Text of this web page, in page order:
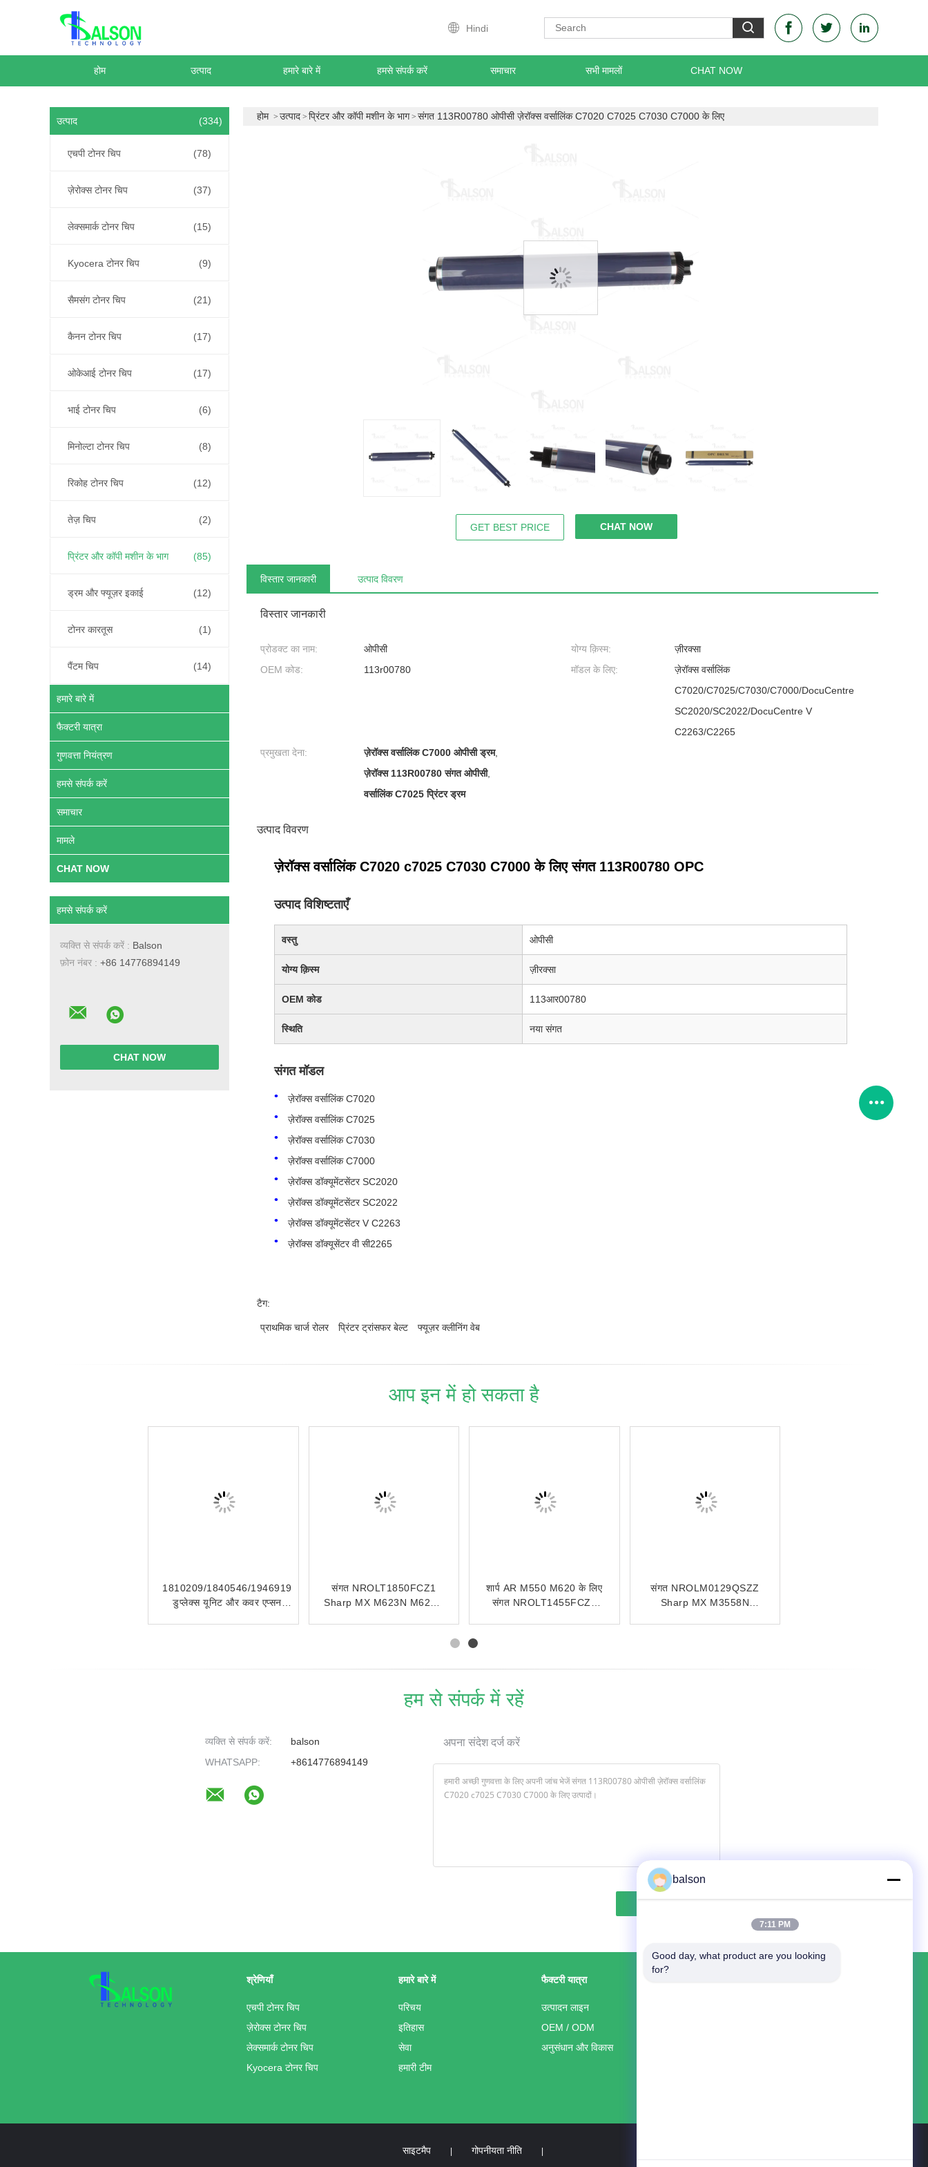
Hindi
होम उत्पाद हमारे बारे में हमसे संपर्क करें समाचार सभी मामलों CHAT NOW
उत्पाद (334)
एचपी टोनर चिप (78)
ज़ेरोक्स टोनर चिप (37)
लेक्समार्क टोनर चिप (15)
Kyocera टोनर चिप (9)
सैमसंग टोनर चिप (21)
कैनन टोनर चिप (17)
ओकेआई टोनर चिप (17)
भाई टोनर चिप (6)
मिनोल्टा टोनर चिप (8)
रिकोह टोनर चिप (12)
तेज़ चिप (2)
प्रिंटर और कॉपी मशीन के भाग (85)
ड्रम और फ्यूज़र इकाई (12)
टोनर कारतूस (1)
पैंटम चिप (14)
हमारे बारे में
फैक्टरी यात्रा
गुणवत्ता नियंत्रण
हमसे संपर्क करें
समाचार
मामले
CHAT NOW
हमसे संपर्क करें
व्यक्ति से संपर्क करें : Balson
फ़ोन नंबर : +86 14776894149
CHAT NOW
होम उत्पाद प्रिंटर और कॉपी मशीन के भाग संगत 113R00780 ओपीसी ज़ेरॉक्स वर्सालिंक C7020 C7025 C7030 C7000 के लिए
GET BEST PRICE CHAT NOW
विस्तार जानकारी उत्पाद विवरण
विस्तार जानकारी
प्रोडक्ट का नाम: ओपीसी योग्य क़िस्म:
ज़ीरक्सा
OEM कोड:
113r00780 मॉडल के लिए:
ज़ेरॉक्स वर्सालिंक
C7020/C7025/C7030/C7000/DocuCentre
SC2020/SC2022/DocuCentre V
C2263/C2265
प्रमुखता देना:
ज़ेरॉक्स वर्सालिंक C7000 ओपीसी ड्रम,
ज़ेरॉक्स 113R00780 संगत ओपीसी,
वर्सालिंक C7025 प्रिंटर ड्रम
उत्पाद विवरण
ज़ेरॉक्स वर्सालिंक C7020 c7025 C7030 C7000 के लिए संगत 113R00780 OPC
उत्पाद विशिष्टताएँ
वस्तु ओपीसी
योग्य क़िस्म ज़ीरक्सा
OEM कोड 113आर00780
स्थिति नया संगत
संगत मॉडल
ज़ेरॉक्स वर्सालिंक C7020
ज़ेरॉक्स वर्सालिंक C7025
ज़ेरॉक्स वर्सालिंक C7030
ज़ेरॉक्स वर्सालिंक C7000
ज़ेरॉक्स डॉक्यूमेंटसेंटर SC2020
ज़ेरॉक्स डॉक्यूमेंटसेंटर SC2022
ज़ेरॉक्स डॉक्यूमेंटसेंटर V C2263
ज़ेरॉक्स डॉक्यूसेंटर वी सी2265
टैग:
प्राथमिक चार्ज रोलर प्रिंटर ट्रांसफर बेल्ट फ्यूज़र क्लीनिंग वेब
आप इन में हो सकता है
1810209/1840546/1946919
डुप्लेक्स यूनिट और कवर एप्सन
संगत NROLT1850FCZ1
Sharp MX M623N M623U
शार्प AR M550 M620 के लिए
संगत NROLT1455FCZ1
संगत NROLM0129QSZZ
Sharp MX M3558N
हम से संपर्क में रहें
व्यक्ति से संपर्क करें:
balson
WHATSAPP:
+8614776894149
अपना संदेश दर्ज करें
श्रेणियाँ
एचपी टोनर चिप
ज़ेरोक्स टोनर चिप
लेक्समार्क टोनर चिप
Kyocera टोनर चिप
हमारे बारे में
परिचय
इतिहास
सेवा
हमारी टीम
फैक्टरी यात्रा
उत्पादन लाइन
OEM / ODM
अनुसंधान और विकास
साइटमैप गोपनीयता नीति
balson
7:11 PM
Good day, what product are you looking
for?